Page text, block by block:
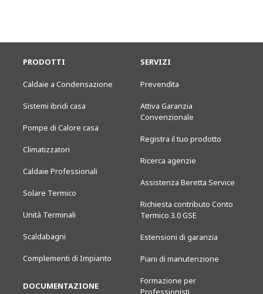
PRODOTTI
Caldaie a Condensazione
Sistemi ibridi casa
Pompe di Calore casa
Climatizzatori
Caldaie Professionali
Solare Termico
Unità Terminali
Scaldabagni
Complementi di Impianto
DOCUMENTAZIONE
SERVIZI
Prevendita
Attiva Garanzia
Convenzionale
Registra il tuo prodotto
Ricerca agenzie
Assistenza Beretta Service
Richiesta contributo Conto
Termico 3.0 GSE
Estensioni di garanzia
Piani di manutenzione
Formazione per
Professionisti